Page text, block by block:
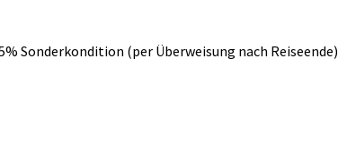
Sonderkondition (per Überweisung nach Reiseende)